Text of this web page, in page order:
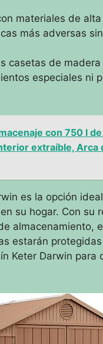
materiales de
más adversas
casetas de
especiales ni
con 750 l
extraíble, Arca
es la opción
su hogar. Con su
almacenamiento,
estarán
Keter Darwin para